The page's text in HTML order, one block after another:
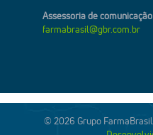
Assessoria de comunicação
farmabrasil@gbr.com.br
© 2026 Grupo